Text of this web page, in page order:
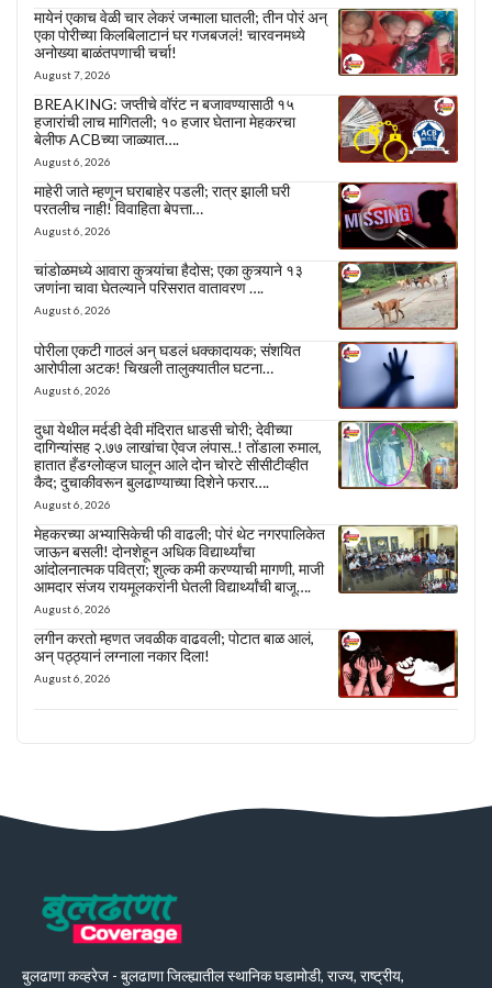
मायेनं एकाच वेळी चार लेकरं जन्माला घातली; तीन पोरं अन्
एका पोरीच्या किलबिलाटानं घर गजबजलं! चारवनमध्ये
अनोख्या बाळंतपणाची चर्चा!
August 7, 2026
BREAKING: जप्तीचे वॉरंट न बजावण्यासाठी १५
हजारांची लाच मागितली; १० हजार घेताना मेहकरचा
बेलीफ ACBच्या जाळ्यात….
August 6, 2026
माहेरी जाते म्हणून घराबाहेर पडली; रात्र झाली घरी
परतलीच नाही! विवाहिता बेपत्ता…
August 6, 2026
चांडोळमध्ये आवारा कुत्र्यांचा हैदोस; एका कुत्र्याने १३
जणांना चावा घेतल्याने परिसरात वातावरण ….
August 6, 2026
पोरीला एकटी गाठलं अन् घडलं धक्कादायक; संशयित
आरोपीला अटक! चिखली तालुक्यातील घटना…
August 6, 2026
दुधा येथील मर्दडी देवी मंदिरात धाडसी चोरी; देवीच्या
दागिन्यांसह २.७७ लाखांचा ऐवज लंपास..! तोंडाला रुमाल,
हातात हँडग्लोव्हज घालून आले दोन चोरटे सीसीटीव्हीत
कैद; दुचाकीवरून बुलढाण्याच्या दिशेने फरार….
August 6, 2026
मेहकरच्या अभ्यासिकेची फी वाढली; पोरं थेट नगरपालिकेत
जाऊन बसली! दोनशेहून अधिक विद्यार्थ्यांचा
आंदोलनात्मक पवित्रा; शुल्क कमी करण्याची मागणी, माजी
आमदार संजय रायमूलकरांनी घेतली विद्यार्थ्यांची बाजू….
August 6, 2026
लगीन करतो म्हणत जवळीक वाढवली; पोटात बाळ आलं,
अन् पठ्ठ्यानं लग्नाला नकार दिला!
August 6, 2026
बुलढाणा कव्हरेज - बुलढाणा जिल्ह्यातील स्थानिक घडामोडी, राज्य, राष्ट्रीय,